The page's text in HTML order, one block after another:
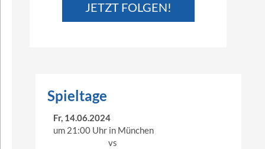
JETZT FOLGEN!
Spieltage
Fr, 14.06.2024
um 21:00 Uhr in München
vs